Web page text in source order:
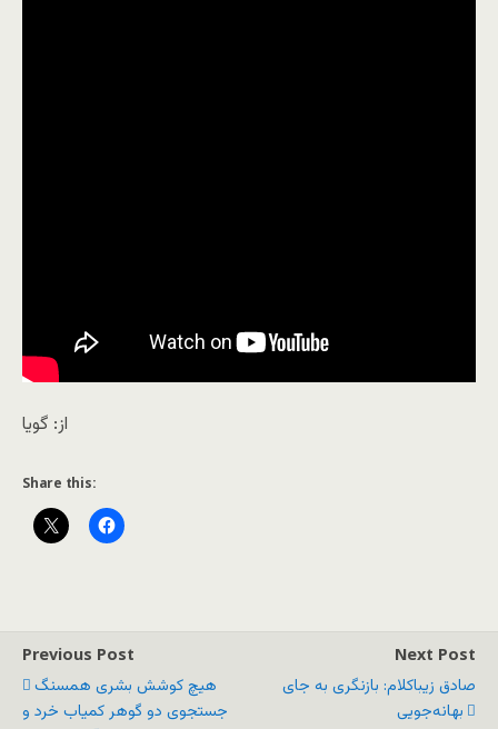
از: گویا
Share this:
Previous Post
هیچ کوشش بشری همسنگ
جستجوی دو گوهر کمیاب خرد و
Next Post
صادق زیباکلام: بازنگری به جای
بهانه‌جویی